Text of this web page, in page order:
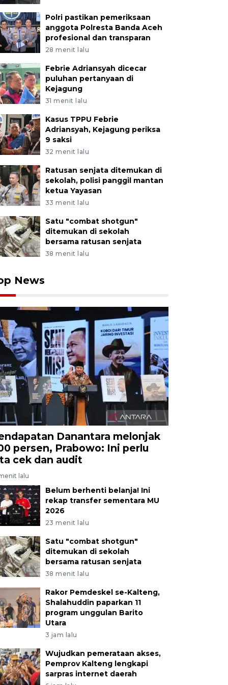
Polri pastikan pemeriksaan
anggota Polresta Banda Aceh
profesional dan transparan
28 menit lalu
Febrie Adriansyah dicecar
puluhan pertanyaan di
Kejagung
31 menit lalu
Kasus TPPU Febrie
Adriansyah, Kejagung periksa
9 saksi
32 menit lalu
Ratusan senjata ditemukan di
sekolah, polisi panggil mantan
ketua Yayasan
33 menit lalu
Satu "combat shotgun"
ditemukan di sekolah
bersama ratusan senjata
38 menit lalu
News
Danantara melonjak
persen, Prabowo: Ini perlu
cek dan audit
lalu
Belum berhenti belanja! Ini
rekap transfer sementara MU
2026
23 menit lalu
Satu "combat shotgun"
ditemukan di sekolah
bersama ratusan senjata
38 menit lalu
Rakor Pemdeskel se-Kalteng,
Shalahuddin paparkan 11
program unggulan Barito
Utara
3 jam lalu
Wujudkan pemerataan akses,
Pemprov Kalteng lengkapi
sarpras internet daerah